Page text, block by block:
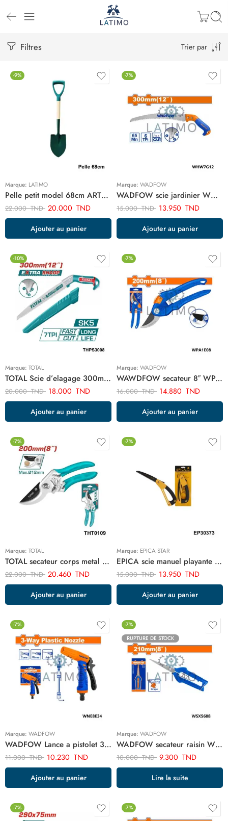
Filtres Trier par
-9%
Marque: LATIMO
Pelle petit model 68cm ART02394
22.000TND 20.000 TND
Ajouter au panier
-7%
Marque: WADFOW
WADFOW scie jardinier WHW7G12
15.000TND 13.950 TND
Ajouter au panier
-10%
Marque: TOTAL
TOTAL Scie d’elagage 300mm THPS3008
20.000TND 18.000 TND
Ajouter au panier
-7%
Marque: WADFOW
WAWDFOW secateur 8″ WPA1E08
16.000TND 14.880 TND
Ajouter au panier
-7%
Marque: TOTAL
TOTAL secateur corps metal THT0109
22.000TND 20.460 TND
Ajouter au panier
-7%
Marque: EPICA STAR
EPICA scie manuel playante EP30373
15.000TND 13.950 TND
Ajouter au panier
-7%
Marque: WADFOW
WADFOW Lance a pistolet 3 jets WNE8E34
11.000TND 10.230 TND
Ajouter au panier
-7%
RUPTURE DE STOCK
Marque: WADFOW
WADFOW secateur raisin WSX5608
10.000TND 9.300 TND
Lire la suite
-7% -7%